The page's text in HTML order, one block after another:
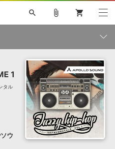
search
巡音ルカ V4X
MEIKO V3
SPITFIRE AUDIO
SERUM
ライセンスフリーBGM
ボーカル抜き出し
DUBSTEP
MUTANT
ROUTER.FM
attach_file shopping_cart
1
タル
ウ